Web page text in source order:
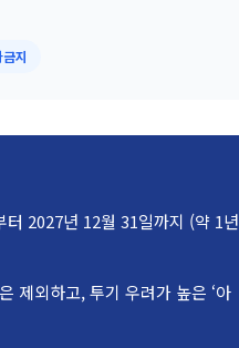
지
2027년 12월 31일까지 (약 1년
제외하고, 투기 우려가 높은 ‘아